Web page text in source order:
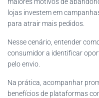
lojas investem em
para atrair mais pedidos.
Nesse cenário, entender
consumidor a identificar
pelo envio.
Na prática, acompanhar
benefícios de plataformas